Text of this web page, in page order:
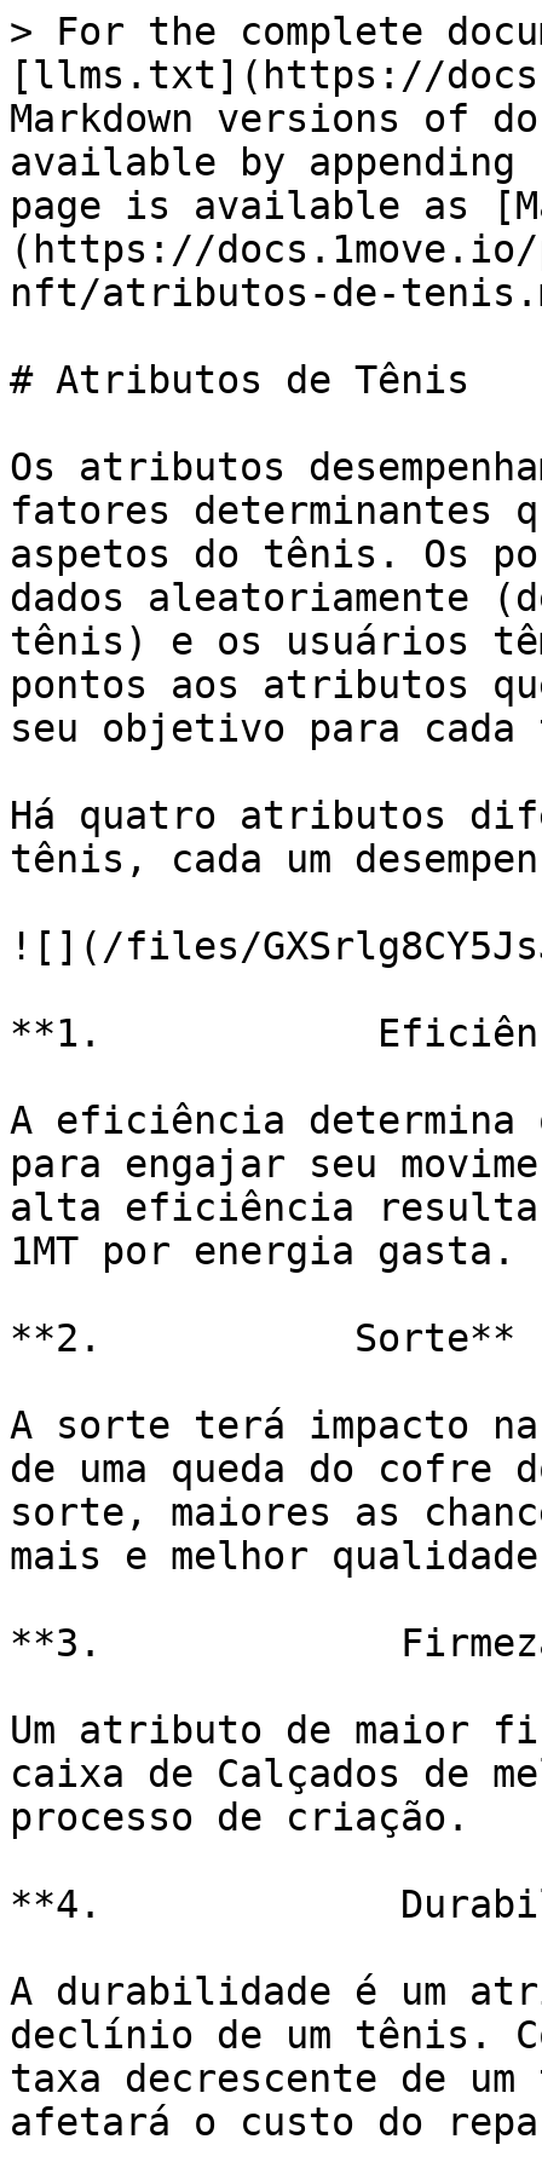
> For the complete
[llms.txt](https://
Markdown versions of
available by
page is available as
(https://
nft/atributos-de-
# Atributos de Tênis
Os atributos
fatores determinantes
aspetos do tênis. Os
dados aleatoriamente
tênis) e os usuários
pontos aos atributos
seu objetivo para
Há quatro atributos
tênis, cada um
![](/files/
**1.
A eficiência
para engajar seu
alta eficiência
1MT por energia gasta.
**2.           Sorte**
A sorte terá impacto
de uma queda do cofre
sorte, maiores as
mais e melhor
**3.
Um atributo de maior
caixa de Calçados de
processo de criação.
**4.
A durabilidade é um
declínio de um tênis.
taxa decrescente de
afetará o custo do